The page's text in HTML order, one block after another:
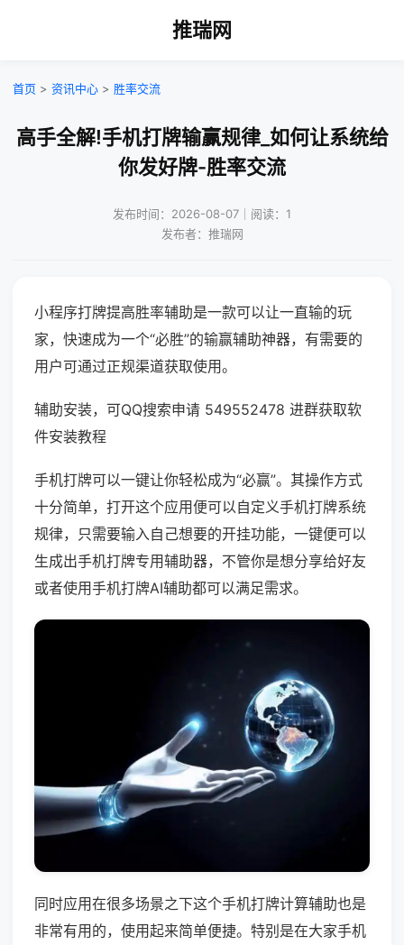
推瑞网
首页 > 资讯中心 > 胜率交流
高手全解!手机打牌输赢规律_如何让系统给
你发好牌-胜率交流
发布时间：2026-08-07｜阅读：1
发布者：推瑞网
小程序打牌提高胜率辅助是一款可以让一直输的玩
家，快速成为一个“必胜”的输赢辅助神器，有需要的
用户可通过正规渠道获取使用。
辅助安装，可QQ搜索申请 549552478 进群获取软
件安装教程
手机打牌可以一键让你轻松成为“必赢”。其操作方式
十分简单，打开这个应用便可以自定义手机打牌系统
规律，只需要输入自己想要的开挂功能，一键便可以
生成出手机打牌专用辅助器，不管你是想分享给好友
或者使用手机打牌AI辅助都可以满足需求。
同时应用在很多场景之下这个手机打牌计算辅助也是
非常有用的，使用起来简单便捷。特别是在大家手机